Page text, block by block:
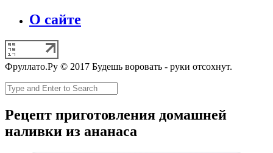
О сайте
Фруллато.Ру © 2017 Будешь воровать - руки отсохнут.
Рецепт приготовления домашней
наливки из ананаса